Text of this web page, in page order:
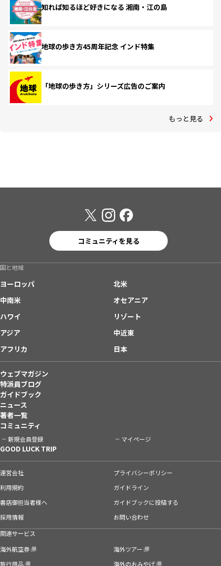
知れば知るほど好きになる 湘南・江の島
地球の歩き方45周年記念 インド特集
「地球の歩き方」シリーズ広告のご案内
もっと見る
コミュニティを見る
国と地域
ヨーロッパ
北米
中南米
オセアニア
ハワイ
リゾート
アジア
中近東
アフリカ
日本
ウェブマガジン
特派員ブログ
ガイドブック
ニュース
著者一覧
コミュニティ
新規会員登録 マイページ
GOOD LUCK TRIP
運営会社
プライバシーポリシー
利用規約
ガイドライン
書店御担当者様へ
ガイドブックに投稿する
採用情報
お問い合わせ
関連サービス
海外航空券
海外ツアー
旅行用品
海外のおみやげ